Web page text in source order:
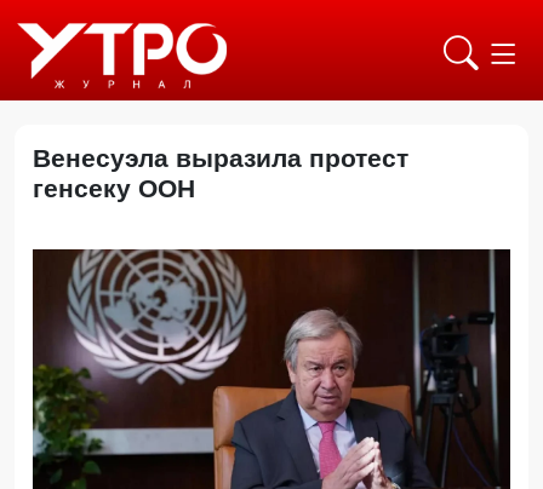
Венесуэла выразила протест
генсеку ООН